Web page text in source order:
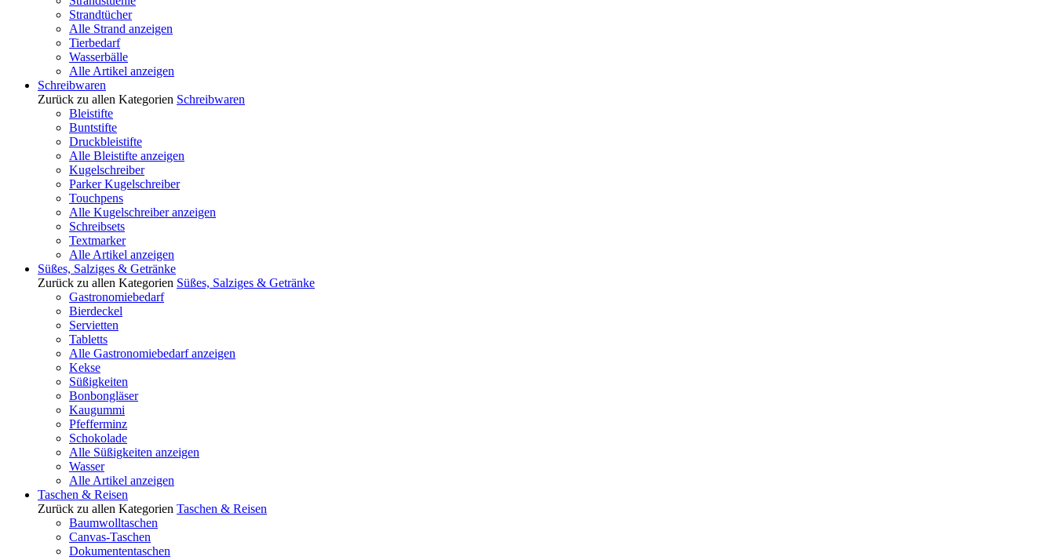
Strandtücher
Alle Strand anzeigen
Tierbedarf
Wasserbälle
Alle Artikel anzeigen
Schreibwaren
Zurück zu allen Kategorien Schreibwaren
Bleistifte
Buntstifte
Druckbleistifte
Alle Bleistifte anzeigen
Kugelschreiber
Parker Kugelschreiber
Touchpens
Alle Kugelschreiber anzeigen
Schreibsets
Textmarker
Alle Artikel anzeigen
Süßes, Salziges & Getränke
Zurück zu allen Kategorien Süßes, Salziges & Getränke
Gastronomiebedarf
Bierdeckel
Servietten
Tabletts
Alle Gastronomiebedarf anzeigen
Kekse
Süßigkeiten
Bonbongläser
Kaugummi
Pfefferminz
Schokolade
Alle Süßigkeiten anzeigen
Wasser
Alle Artikel anzeigen
Taschen & Reisen
Zurück zu allen Kategorien Taschen & Reisen
Baumwolltaschen
Canvas-Taschen
Dokumententaschen